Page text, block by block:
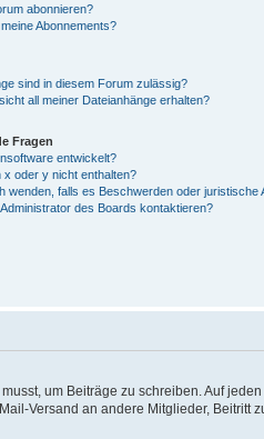
abonnieren?
Abonnements?
sind in diesem Forum zulässig?
all meiner Dateianhänge erhalten?
Fragen
entwickelt?
x oder y nicht enthalten?
wenden, falls es Beschwerden oder juristische
des Boards kontaktieren?
um Beiträge zu schreiben. Auf
Versand an andere Mitglieder, Beitritt